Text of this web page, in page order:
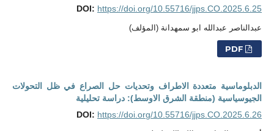
DOI: https://doi.org/10.55716/jjps.CO.2025.6.25
عبدالناصر عبدالله ابو سمهدانة (المؤلف)
PDF
الدبلوماسية متعددة الاطراف وتحديات حل الصراع في ظل التحولات
الجيوسياسية (منطقة الشرق الاوسط): دراسة تحليلية
DOI: https://doi.org/10.55716/jjps.CO.2025.6.26